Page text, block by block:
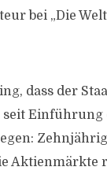
bei „Die
dass der
seit